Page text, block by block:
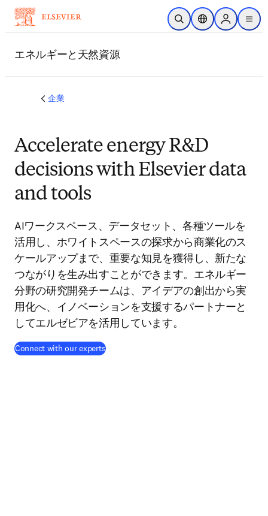
メインのコンテンツにスキップ
検索を開くロケーションセレ
Sign in to
menu
エネルギーと天然資源
企業
Accelerate energy R&D
decisions with Elsevier data
and tools
AIワークスペース、データセット、各種ツールを
活用し、ホワイトスペースの探求から商業化のス
ケールアップまで、重要な知見を獲得し、新たな
つながりを生み出すことができます。エネルギー
分野の研究開発チームは、アイデアの創出から実
用化へ、イノベーションを支援するパートナーと
してエルゼビアを活用しています。
Connect with our experts